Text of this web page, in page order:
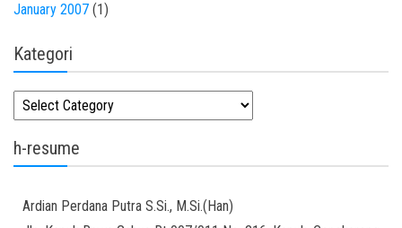
January 2007 (1)
Kategori
Kategori
h-resume
Ardian Perdana Putra S.Si., M.Si.(Han)